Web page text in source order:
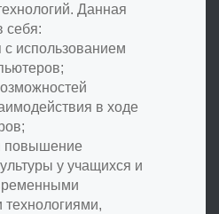
Данная
себя:
с использованием
в ходе
повышение
у учащихся и